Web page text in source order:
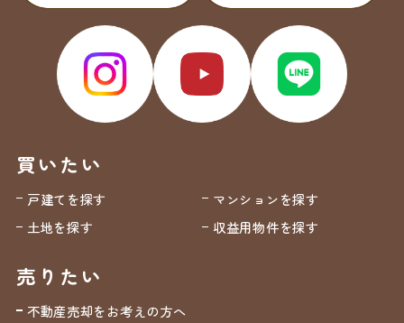
買いたい
戸建てを探す
マンションを探す
土地を探す
収益用物件を探す
売りたい
不動産売却をお考えの方へ